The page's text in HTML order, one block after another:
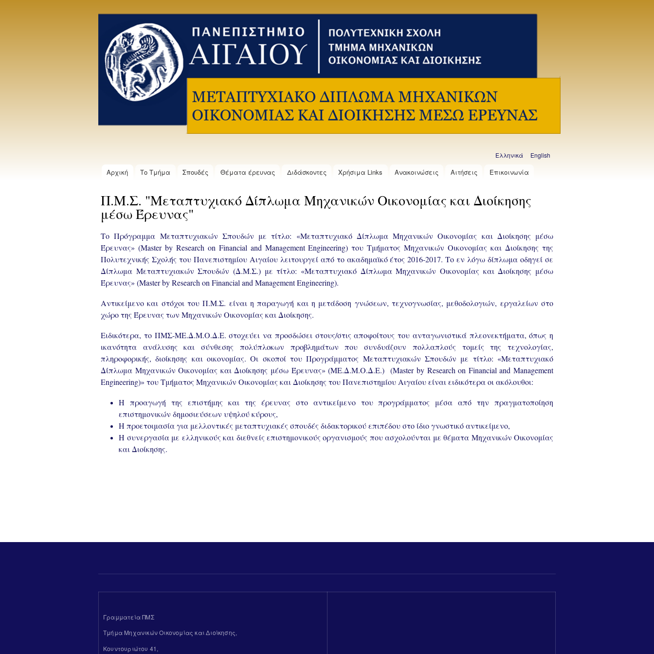
προς το
κυρίως
περιεχόμενο
Πανεπιστήμιο
Αιγαίου
Μεταπτυχιακό
Δίπλωμα
Μηχανικών
Οικονομίας
και Διοίκησης
μέσω
Ελληνικά English
Κύριο μενού
Αρχική Το Τμήμα Σπουδές Θέματα έρευνας Διδάσκοντες Χρήσιμα Links Ανακοινώσεις Αιτήσεις Επικοινωνία
Π.Μ.Σ. "Μεταπτυχιακό Δίπλωμα Μηχανικών Οικονομίας και Διοίκησης
μέσω Έρευνας"
Το Πρόγραμμα Μεταπτυχιακών Σπουδών με τίτλο: «Μεταπτυχιακό Δίπλωμα Μηχανικών Οικονομίας και Διοίκησης μέσω
Έρευνας» (Master by Research on Financial and Management Engineering) του Τμήματος Μηχανικών Οικονομίας και Διοίκησης της
Πολυτεχνικής Σχολής του Πανεπιστημίου Αιγαίου λειτουργεί από το ακαδημαϊκό έτος 2016-2017. Το εν λόγω δίπλωμα οδηγεί σε
Δίπλωμα Μεταπτυχιακών Σπουδών (Δ.Μ.Σ.) με τίτλο: «Μεταπτυχιακό Δίπλωμα Μηχανικών Οικονομίας και Διοίκησης μέσω
Έρευνας» (Master by Research on Financial and Management Engineering).
Αντικείμενο και στόχοι του Π.Μ.Σ. είναι η παραγωγή και η μετάδοση γνώσεων, τεχνογνωσίας, μεθοδολογιών, εργαλείων στο
χώρο της Έρευνας των Μηχανικών Οικονομίας και Διοίκησης.
Ειδικότερα, το ΠΜΣ-ΜΕ.Δ.Μ.Ο.Δ.Ε. στοχεύει να προσδώσει στους/στις αποφοίτους του ανταγωνιστικά πλεονεκτήματα, όπως η
ικανότητα ανάλυσης και σύνθεσης πολύπλοκων προβλημάτων που συνδυάζουν πολλαπλούς τομείς της τεχνολογίας,
πληροφορικής, διοίκησης και οικονομίας. Οι σκοποί του Προγράμματος Μεταπτυχιακών Σπουδών με τίτλο: «Μεταπτυχιακό
Δίπλωμα Μηχανικών Οικονομίας και Διοίκησης μέσω Έρευνας» (ΜΕ.Δ.Μ.Ο.Δ.Ε.) (Master by Research on Financial and Management
Engineering)» του Τμήματος Μηχανικών Οικονομίας και Διοίκησης του Πανεπιστημίου Αιγαίου είναι ειδικότερα οι ακόλουθοι:
Η προαγωγή της επιστήμης και της έρευνας στο αντικείμενο του προγράμματος μέσα από την πραγματοποίηση
επιστημονικών δημοσιεύσεων υψηλού κύρους,
Η προετοιμασία για μελλοντικές μεταπτυχιακές σπουδές διδακτορικού επιπέδου στο ίδιο γνωστικό αντικείμενο,
Η συνεργασία με ελληνικούς και διεθνείς επιστημονικούς οργανισμούς που ασχολούνται με θέματα Μηχανικών Οικονομίας
και Διοίκησης.
Γραμματεία ΠΜΣ
Τμήμα Μηχανικών Οικονομίας και Διοίκησης,
Κουντουριώτου 41,